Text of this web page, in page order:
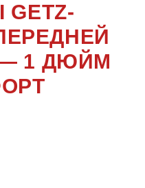
GETZ-
1 ДЮЙМ